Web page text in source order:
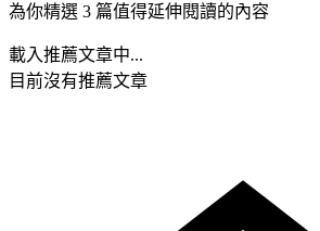
為你精選 3 篇值得延伸閱讀的內容
載入推薦文章中...
目前沒有推薦文章